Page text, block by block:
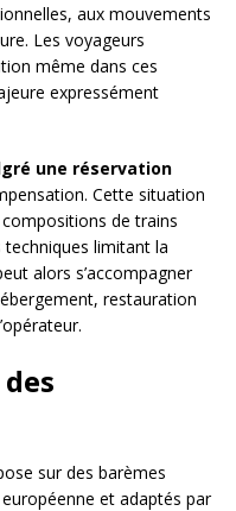
aux mouvements
Les voyageurs
même dans ces
expressément
une réservation
Cette situation
de trains
limitant la
alors s’accompagner
restauration
sur des barèmes
et adaptés par